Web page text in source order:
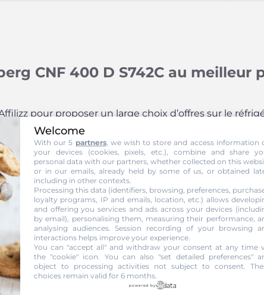
CNF 400 D S742C au meilleur
pour proposer un large choix d’offres sur le
par prix croissant pour aider nos lecteurs à
Valberg Cnf 400 D S742c
chez ElectroDepot
Welcome
With our 5 partners, we wish to store and access information
your devices (cookies, pixels, etc.), combine and share
personal data with our partners, whether collected on this
or in our emails, already held by some of us, or obtained
including in other contexts.
Processing this data (identifiers, browsing, preferences,
loyalty programs, IP and emails, location, etc.) allows
and offering you services and ads across your devices
by email), personalising them, measuring their performance,
analysing audiences. Session recording of your browsing
interactions helps improve your experience.
You can "accept all" and withdraw your consent at any time
the "cookie" icon. You can also "set detailed preferences"
object to processing activities not subject to consent.
choices remain valid for 6 months.
powered by